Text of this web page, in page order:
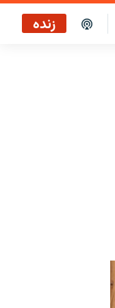
زنده